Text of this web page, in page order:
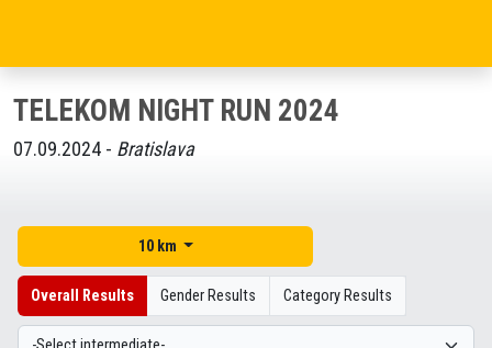
TELEKOM NIGHT RUN 2024
07.09.2024 - Bratislava
10 km
Overall Results Gender Results Category Results